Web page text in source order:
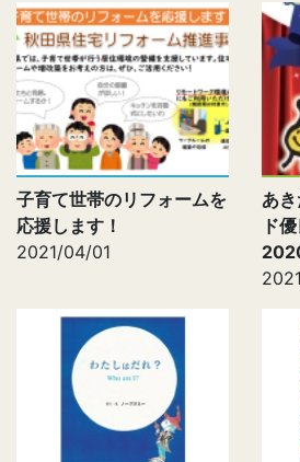
子育て世帯のリフォームを
応援します！
2021/04/01
あ
ド